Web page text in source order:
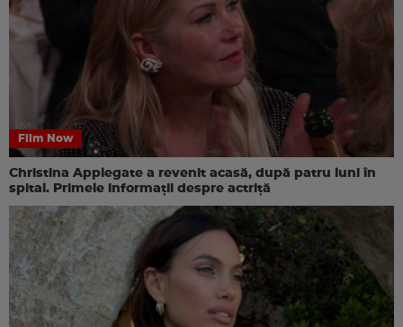
Film Now
Christina Applegate a revenit acasă, după patru luni în
spital. Primele informații despre actriță